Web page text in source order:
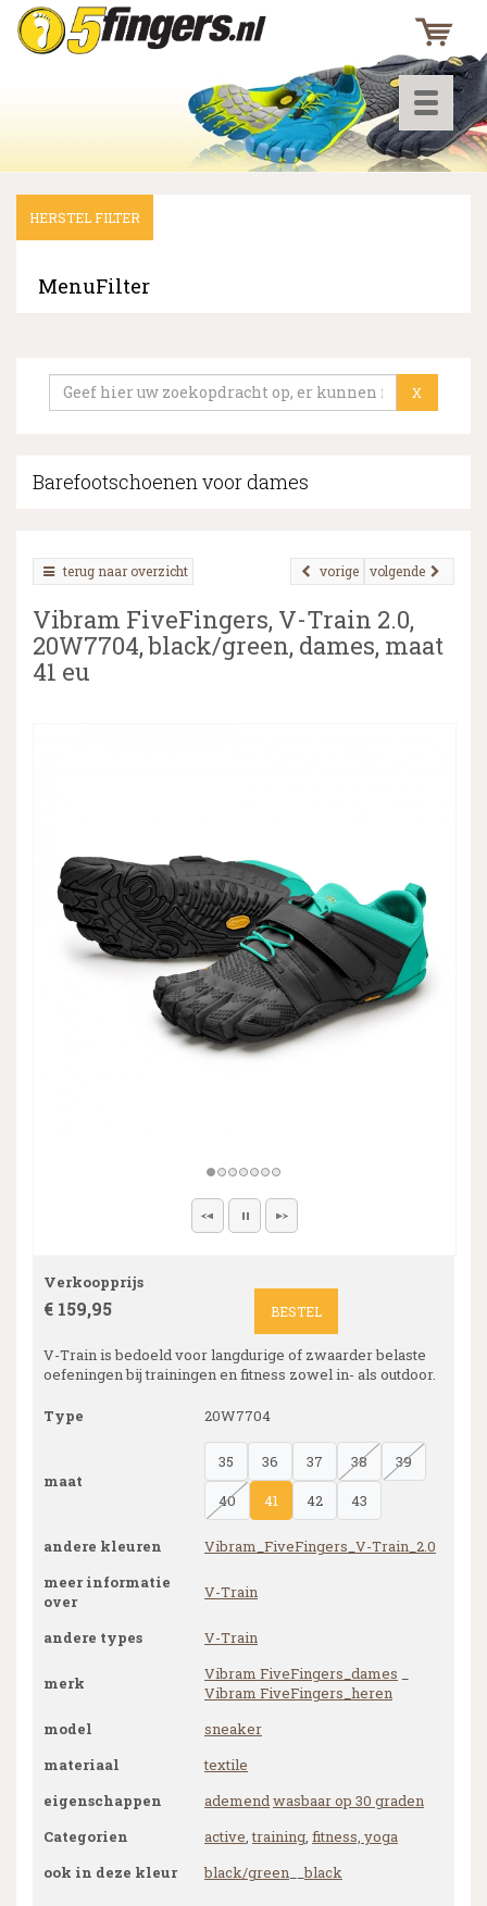
Toggle
▼
▼
HERSTEL FILTER
MenuFilter
X
Barefootschoenen voor dames
terug naar overzicht volgende
vorige
Vibram FiveFingers, V-Train 2.0,
20W7704, black/green, dames, maat
41 eu
Verkoopprijs
€ 159,95 BESTEL
V-Train is bedoeld voor langdurige of zwaarder belaste
oefeningen bij trainingen en fitness zowel in- als outdoor.
Type 20W7704
maat
35 36 37 38
39
40
41 42 43
andere kleuren
Vibram_FiveFingers_V-Train_2.0
meer informatie
over
V-Train
andere types V-Train
merk Vibram FiveFingers_dames
Vibram FiveFingers_heren
model
sneaker
materiaal
textile
eigenschappen
ademendwasbaar op 30 graden
Categorien
active,training, fitness, yoga
ook in deze kleur
black/green __black